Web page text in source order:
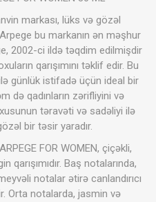
markası, lüks və gözəl
bu markanın ən məşhur
2002-ci ildə təqdim edilmişdir
qarışımını təklif edir. Bu
günlük istifadə üçün ideal bir
də qadınların zərifliyini və
təravəti və sadəliyi ilə
bir təsir yaradır.
FOR WOMEN, çiçəkli,
qarışımıdır. Baş notalarında,
notalar ətirə canlandırıcı
Orta notalarda, jasmin və